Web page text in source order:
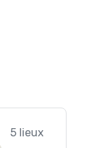
5 lieux